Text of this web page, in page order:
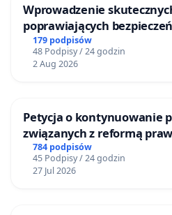
Wprowadzenie
poprawiających
Żeromskiego w Otwocku
179 podpisów
48 Podpisy / 24 godzin
2 Aug 2026
Petycja o kontynuowanie
związanych z reformą
784 podpisów
45 Podpisy / 24 godzin
27 Jul 2026